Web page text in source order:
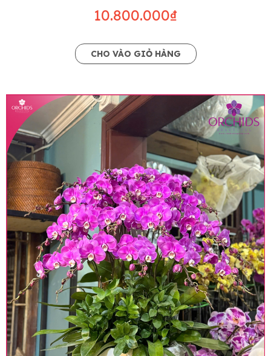
10.800.000₫
CHO VÀO GIỎ HÀNG